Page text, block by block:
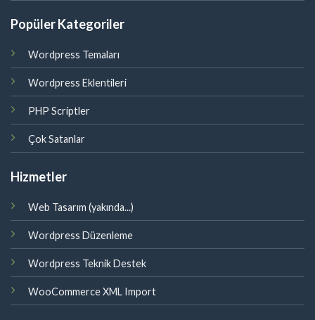
Popüler Kategoriler
Wordpress Temaları
Wordpress Eklentileri
PHP Scriptler
Çok Satanlar
Hizmetler
Web Tasarım (yakında...)
Wordpress Düzenleme
Wordpress Teknik Destek
WooCommerce XML Import